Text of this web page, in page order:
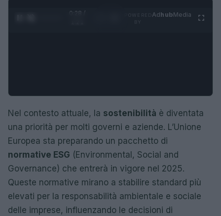
0:29 /
AdhubMedia
Nel contesto attuale, la sostenibilità è diventata
una priorità per molti governi e aziende. L’Unione
Europea sta preparando un pacchetto di
normative ESG (Environmental, Social and
Governance) che entrerà in vigore nel 2025.
Queste normative mirano a stabilire standard più
elevati per la responsabilità ambientale e sociale
delle imprese, influenzando le decisioni di